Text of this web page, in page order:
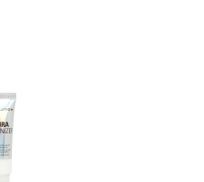
Durch die Erstellung
Einkäufe schnell